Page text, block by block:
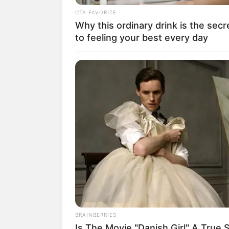
A ideia é você
recebermos todas
divulgando as
amigos para fazer
Você pode
que fazer, damos
Passos para
CTA FAVORITE
Why this ordinary drink is the
to feeling your best every day
BRAINBERRIES